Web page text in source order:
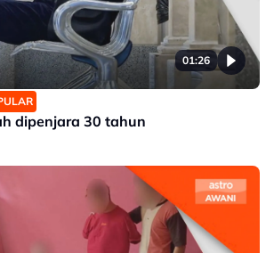
01:26
dipenjara 30 tahun